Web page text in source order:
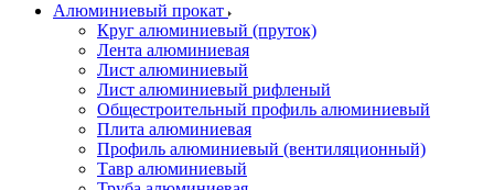
Алюминиевый прокат
Круг алюминиевый (пруток)
Лента алюминиевая
Лист алюминиевый
Лист алюминиевый рифленый
Общестроительный профиль алюминиевый
Плита алюминиевая
Профиль алюминиевый (вентиляционный)
Тавр алюминиевый